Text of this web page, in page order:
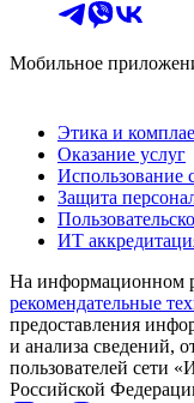
Мобильное
Этика и
Оказание услуг
Использование
Защита
ИТ
На информационном
рекомендательные
предоставления
и анализа сведений,
пользователей сети
Российской